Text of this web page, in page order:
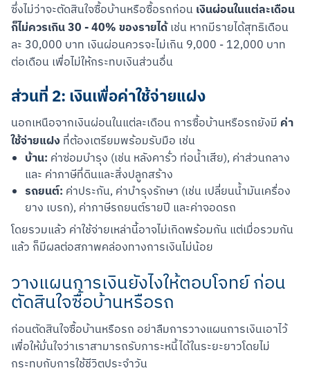
ซึ่งไม่ว่าจะตัดสินใจซื้อบ้านหรือซื้อรถก่อน เงินผ่อนในแต่ละเดือน
ก็ไม่ควรเกิน 30 - 40% ของรายได้ เช่น หากมีรายได้สุทธิเดือน
ละ 30,000 บาท เงินผ่อนควรจะไม่เกิน 9,000 - 12,000 บาท
ต่อเดือน เพื่อไม่ให้กระทบเงินส่วนอื่น
ส่วนที่ 2: เงินเพื่อค่าใช้จ่ายแฝง
นอกเหนือจากเงินผ่อนในแต่ละเดือน การซื้อบ้านหรือรถยังมี ค่า
ใช้จ่ายแฝง ที่ต้องเตรียมพร้อมรับมือ เช่น
บ้าน: ค่าซ่อมบำรุง (เช่น หลังคารั่ว ท่อน้ำเสีย), ค่าส่วนกลาง
และ ค่าภาษีที่ดินและสิ่งปลูกสร้าง
รถยนต์: ค่าประกัน, ค่าบำรุงรักษา (เช่น เปลี่ยนน้ำมันเครื่อง
ยาง เบรก), ค่าภาษีรถยนต์รายปี และค่าจอดรถ
โดยรวมแล้ว ค่าใช้จ่ายเหล่านี้อาจไม่เกิดพร้อมกัน แต่เมื่อรวมกัน
แล้ว ก็มีผลต่อสภาพคล่องทางการเงินไม่น้อย
วางแผนการเงินยังไงให้ตอบโจทย์ ก่อน
ตัดสินใจซื้อบ้านหรือรถ
ก่อนตัดสินใจซื้อบ้านหรือรถ อย่าลืมการวางแผนการเงินเอาไว้
เพื่อให้มั่นใจว่าเราสามารถรับภาระหนี้ได้ในระยะยาวโดยไม่
กระทบกับการใช้ชีวิตประจำวัน